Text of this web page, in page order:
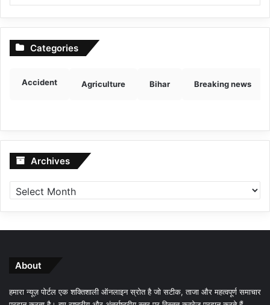
Categories
Accident Agriculture Bihar Breaking news
Archives Archives
About
हमारा न्यूज़ पोर्टल एक शक्तिशाली ऑनलाइन स्रोत है जो सटीक, ताजा और महत्वपूर्ण समाचार